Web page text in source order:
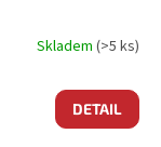
Skladem (>5 ks)
DETAIL